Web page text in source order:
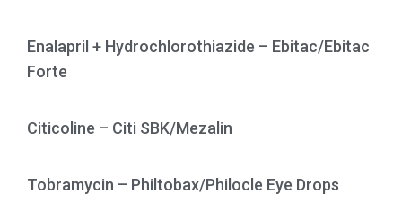
Enalapril + Hydrochlorothiazide – Ebitac/Ebitac
Forte
Citicoline – Citi SBK/Mezalin
Tobramycin – Philtobax/Philocle Eye Drops